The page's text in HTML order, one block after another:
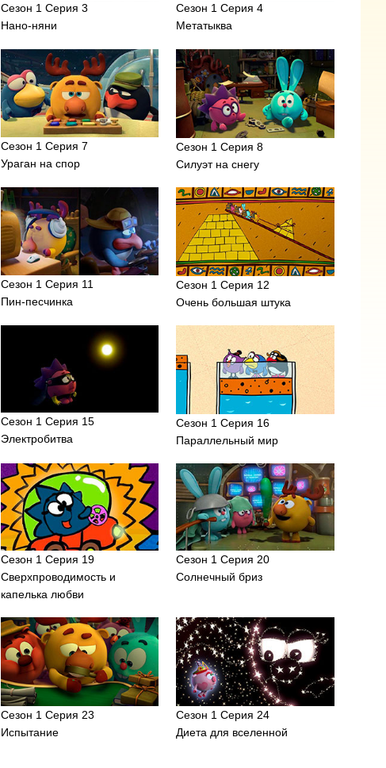
Сезон 1 Серия 3
Нано-няни
Сезон 1 Серия 4
Метатыква
Сезон 1 Серия 7
Ураган на спор
Сезон 1 Серия 8
Силуэт на снегу
Сезон 1 Серия 11
Пин-песчинка
Сезон 1 Серия 12
Очень большая штука
Сезон 1 Серия 15
Электробитва
Сезон 1 Серия 16
Параллельный мир
Сезон 1 Серия 19
Сверхпроводимость и
капелька любви
Сезон 1 Серия 20
Солнечный бриз
Сезон 1 Серия 23
Испытание
Сезон 1 Серия 24
Диета для вселенной